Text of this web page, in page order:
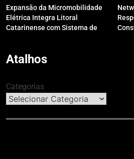
Expansão da Micromobilidade
Elétrica Integra Litoral
Catarinense com Sistema de
Atalhos
Categorias